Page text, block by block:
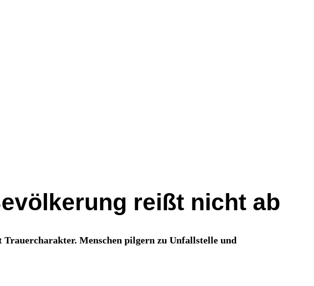
reißt nicht ab
Menschen pilgern zu Unfallstelle und